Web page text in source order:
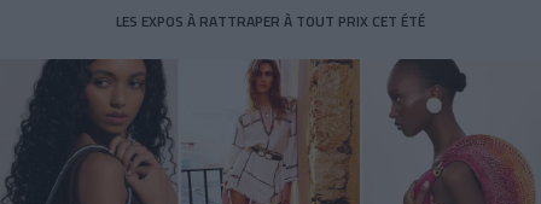
LES EXPOS À RATTRAPER À TOUT PRIX CET ÉTÉ